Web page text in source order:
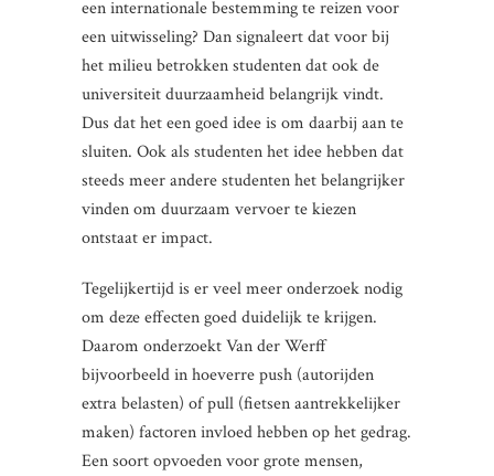
een internationale bestemming te reizen voor
een uitwisseling? Dan signaleert dat voor bij
het milieu betrokken studenten dat ook de
universiteit duurzaamheid belangrijk vindt.
Dus dat het een goed idee is om daarbij aan te
sluiten. Ook als studenten het idee hebben dat
steeds meer andere studenten het belangrijker
vinden om duurzaam vervoer te kiezen
ontstaat er impact.
Tegelijkertijd is er veel meer onderzoek nodig
om deze effecten goed duidelijk te krijgen.
Daarom onderzoekt Van der Werff
bijvoorbeeld in hoeverre push (autorijden
extra belasten) of pull (fietsen aantrekkelijker
maken) factoren invloed hebben op het gedrag.
Een soort opvoeden voor grote mensen,